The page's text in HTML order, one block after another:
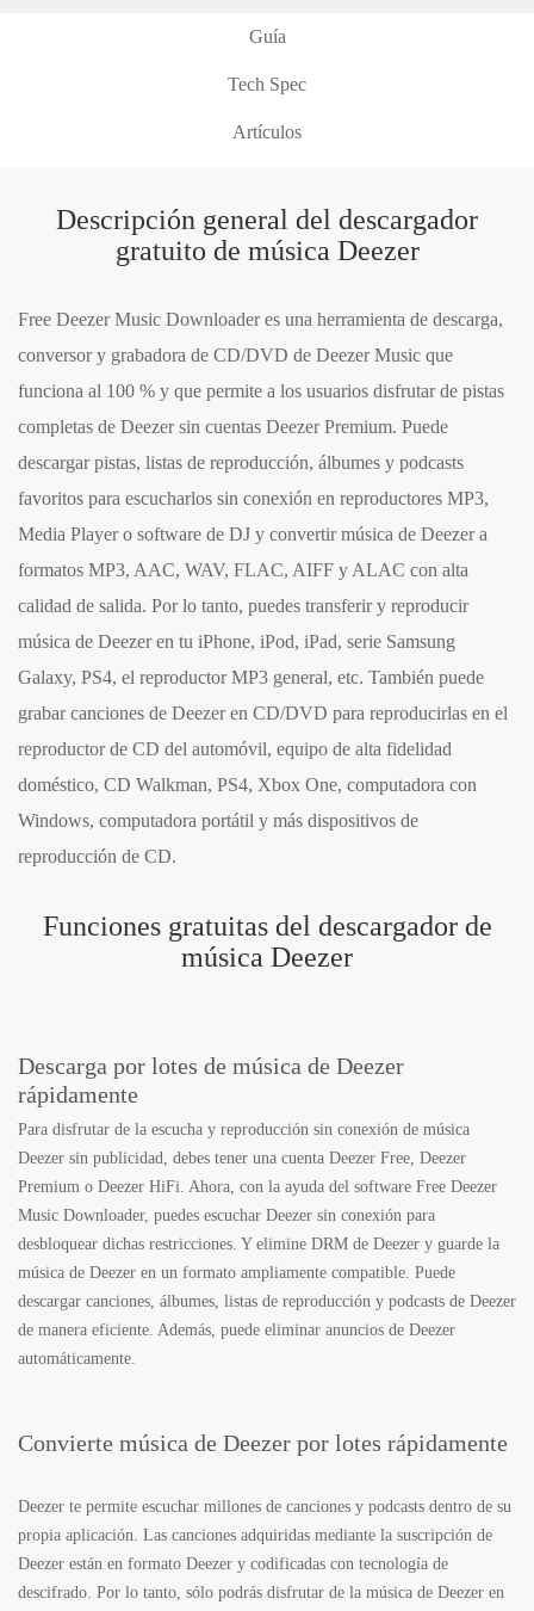
Guía
Tech Spec
Artículos
Descripción general del descargador
gratuito de música Deezer
Free Deezer Music Downloader es una herramienta de descarga,
conversor y grabadora de CD/DVD de Deezer Music que
funciona al 100 % y que permite a los usuarios disfrutar de pistas
completas de Deezer sin cuentas Deezer Premium. Puede
descargar pistas, listas de reproducción, álbumes y podcasts
favoritos para escucharlos sin conexión en reproductores MP3,
Media Player o software de DJ y convertir música de Deezer a
formatos MP3, AAC, WAV, FLAC, AIFF y ALAC con alta
calidad de salida. Por lo tanto, puedes transferir y reproducir
música de Deezer en tu iPhone, iPod, iPad, serie Samsung
Galaxy, PS4, el reproductor MP3 general, etc. También puede
grabar canciones de Deezer en CD/DVD para reproducirlas en el
reproductor de CD del automóvil, equipo de alta fidelidad
doméstico, CD Walkman, PS4, Xbox One, computadora con
Windows, computadora portátil y más dispositivos de
reproducción de CD.
Funciones gratuitas del descargador de
música Deezer
Descarga por lotes de música de Deezer
rápidamente
Para disfrutar de la escucha y reproducción sin conexión de música
Deezer sin publicidad, debes tener una cuenta Deezer Free, Deezer
Premium o Deezer HiFi. Ahora, con la ayuda del software Free Deezer
Music Downloader, puedes escuchar Deezer sin conexión para
desbloquear dichas restricciones. Y elimine DRM de Deezer y guarde la
música de Deezer en un formato ampliamente compatible. Puede
descargar canciones, álbumes, listas de reproducción y podcasts de Deezer
de manera eficiente. Además, puede eliminar anuncios de Deezer
automáticamente.
Convierte música de Deezer por lotes rápidamente
Deezer te permite escuchar millones de canciones y podcasts dentro de su
propia aplicación. Las canciones adquiridas mediante la suscripción de
Deezer están en formato Deezer y codificadas con tecnología de
descifrado. Por lo tanto, sólo podrás disfrutar de la música de Deezer en